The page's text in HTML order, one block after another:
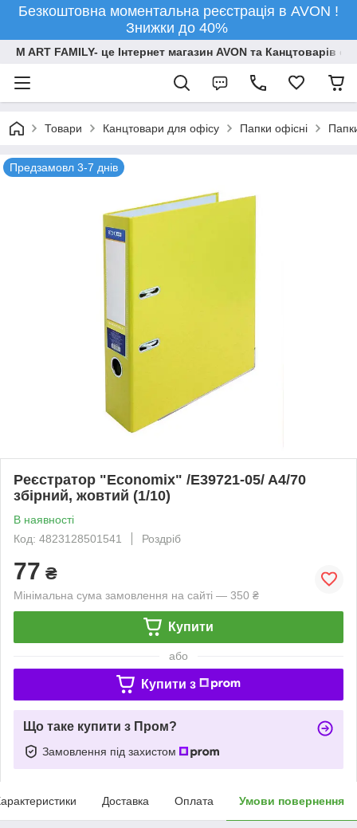
Безкоштовна моментальна реєстрація в AVON !
Знижки до 40%
M ART FAMILY- це Інтернет магазин AVON та Канцтоварів
Товари Канцтовари для офiсу Папки офісні
Предзамовл 3-7 днів
Реєстратор "Economix" /E39721-05/ A4/70
збірний, жовтий (1/10)
В наявності
Код: 4823128501541
Роздріб
77 ₴
Мінімальна сума замовлення на сайті — 350 ₴
Купити
або
Купити з
Що таке купити з Пром?
Замовлення під захистом
Доставка Оплата Умови повернення